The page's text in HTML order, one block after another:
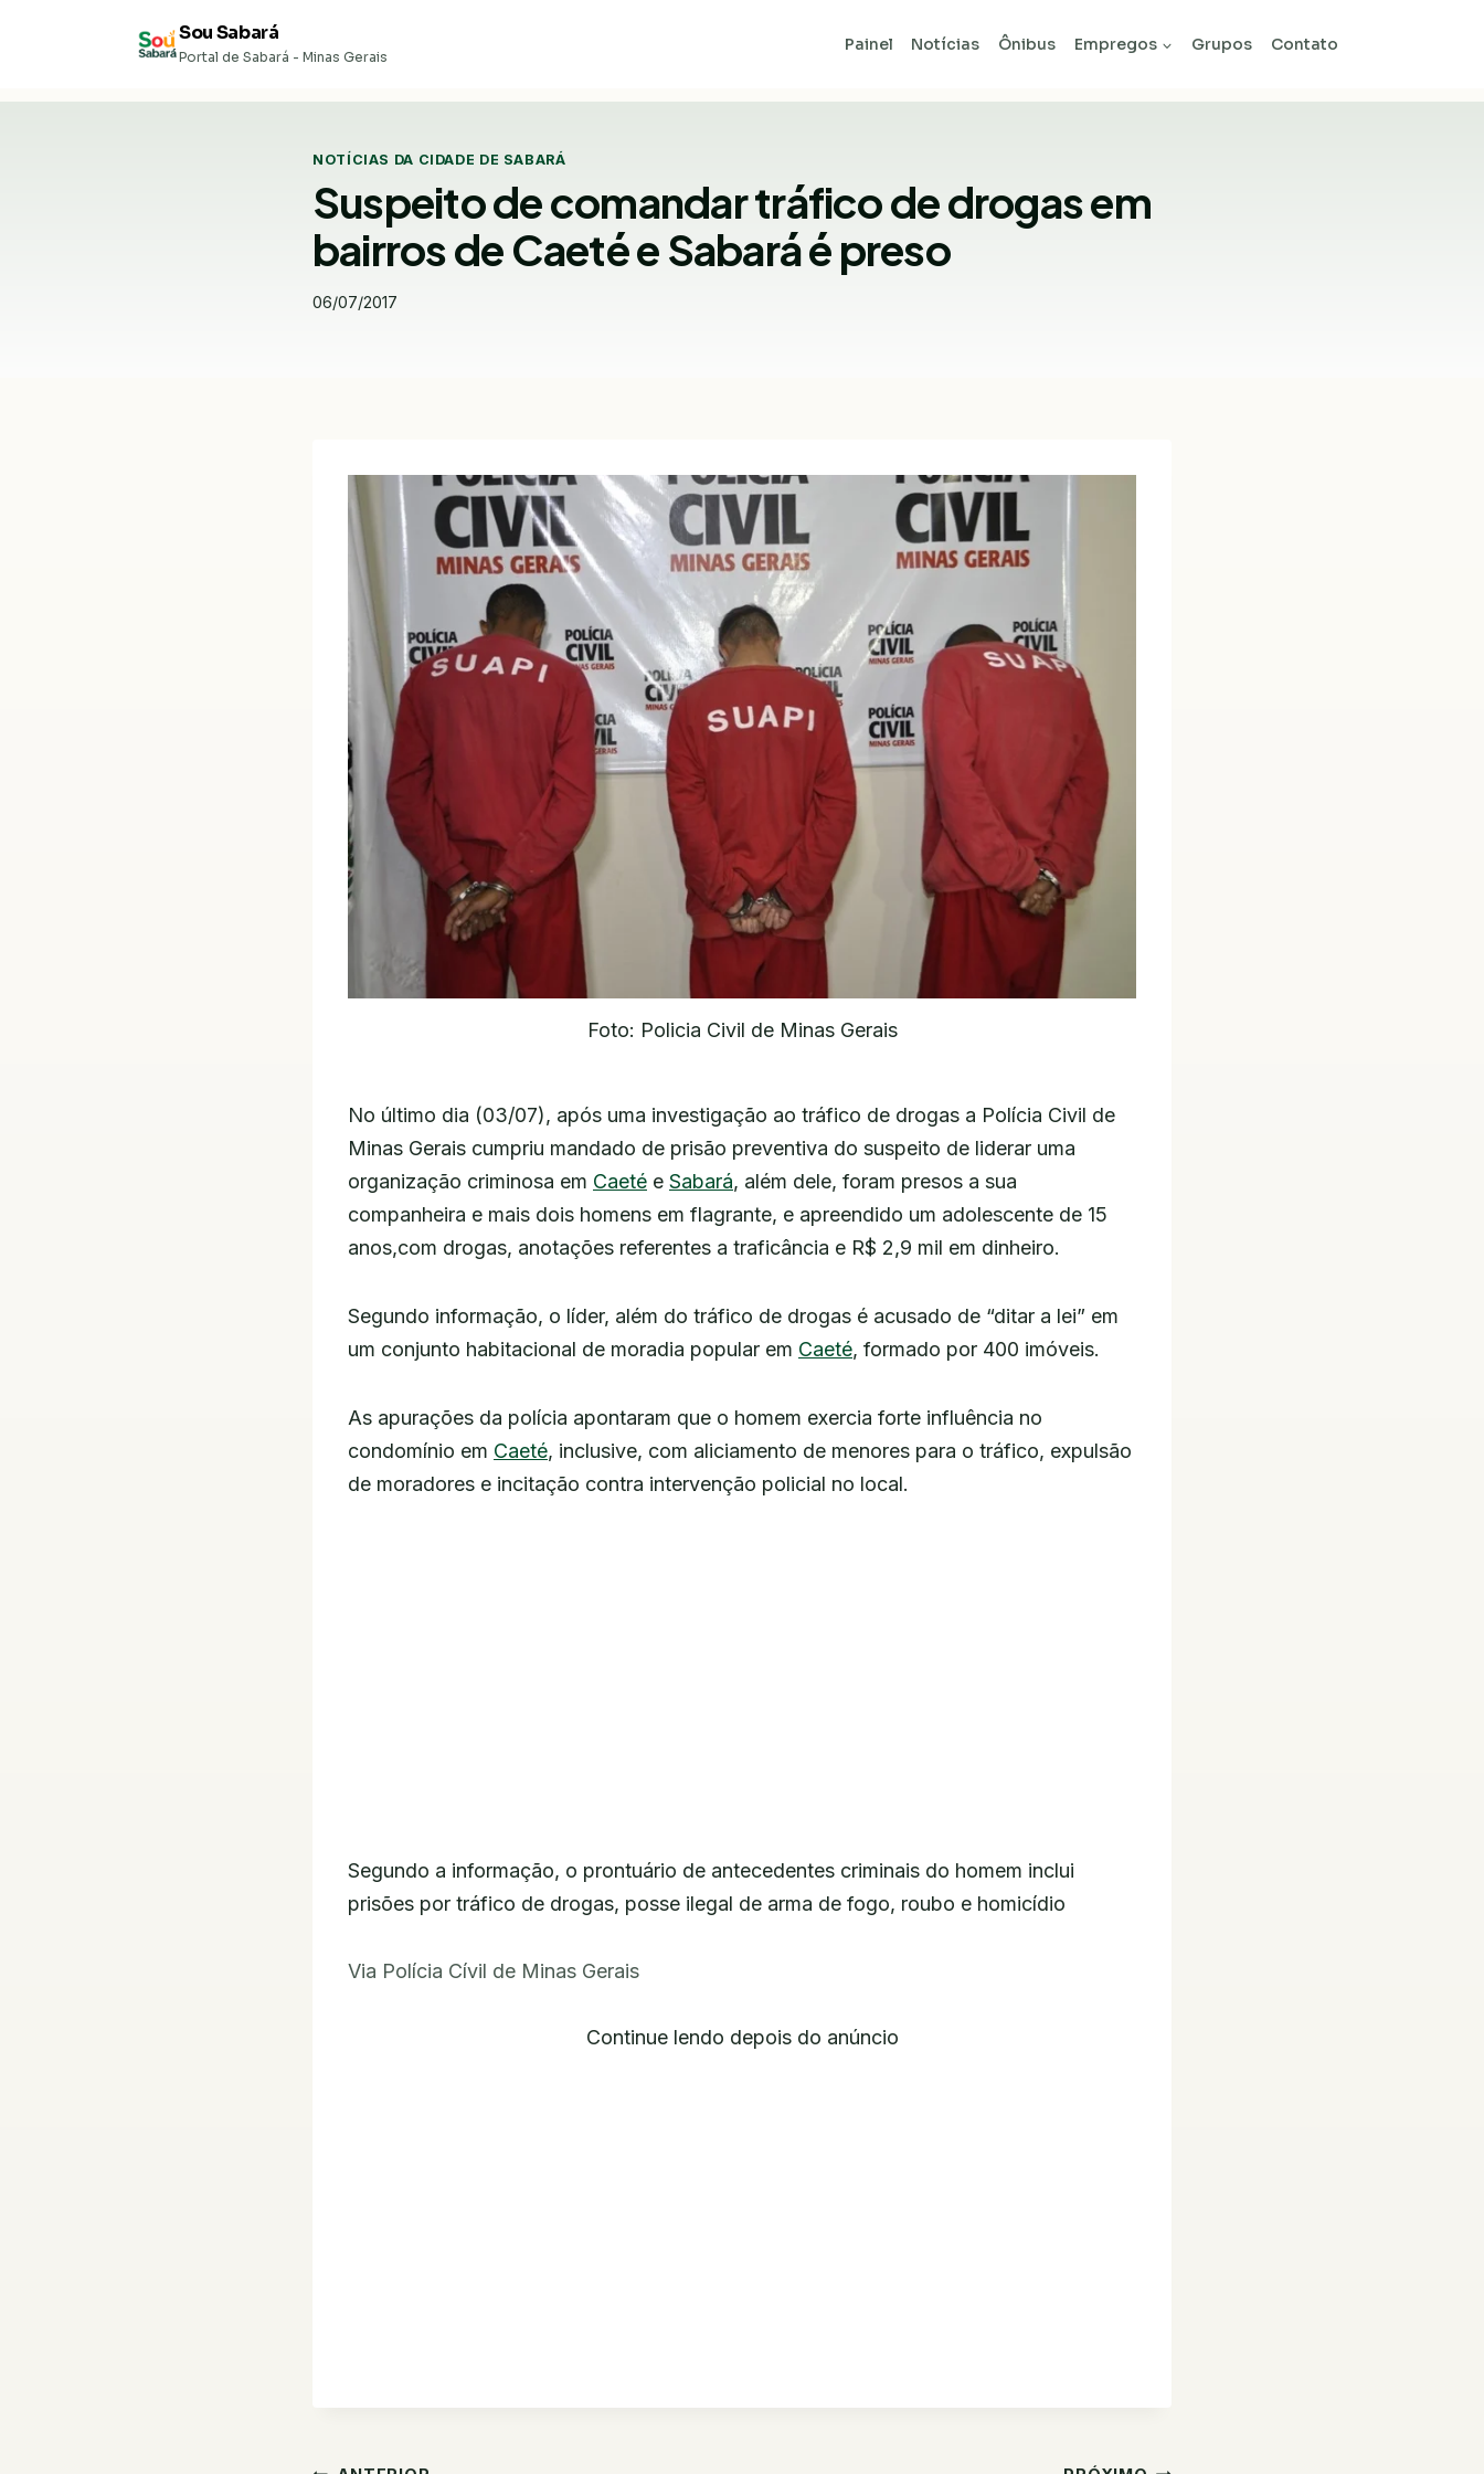
Sou Sabará
Portal de Sabará - Minas Gerais
Painel Notícias Ônibus Empregos Grupos Contato
NOTÍCIAS DA CIDADE DE SABARÁ
Suspeito de comandar tráfico de drogas em
bairros de Caeté e Sabará é preso
06/07/2017
Foto: Policia Civil de Minas Gerais
No último dia (03/07), após uma investigação ao tráfico de drogas a Polícia Civil de
Minas Gerais cumpriu mandado de prisão preventiva do suspeito de liderar uma
organização criminosa em Caeté e Sabará, além dele, foram presos a sua
companheira e mais dois homens em flagrante, e apreendido um adolescente de 15
anos,com drogas, anotações referentes a traficância e R$ 2,9 mil em dinheiro.
Segundo informação, o líder, além do tráfico de drogas é acusado de “ditar a lei” em
um conjunto habitacional de moradia popular em Caeté, formado por 400 imóveis.
As apurações da polícia apontaram que o homem exercia forte influência no
condomínio em Caeté, inclusive, com aliciamento de menores para o tráfico, expulsão
de moradores e incitação contra intervenção policial no local.
Segundo a informação, o prontuário de antecedentes criminais do homem inclui
prisões por tráfico de drogas, posse ilegal de arma de fogo, roubo e homicídio
Via Polícia Cívil de Minas Gerais
Continue lendo depois do anúncio